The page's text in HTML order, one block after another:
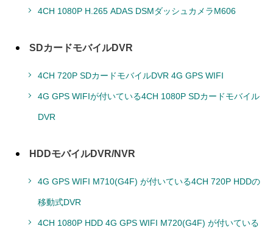
4CH 1080P H.265 ADAS DSMダッシュカメラM606
SDカードモバイルDVR
4CH 720P SDカードモバイルDVR 4G GPS WIFI
4G GPS WIFIが付いている4CH 1080P SDカードモバイル
DVR
HDDモバイルDVR/NVR
4G GPS WIFI M710(G4F) が付いている4CH 720P HDDの
移動式DVR
4CH 1080P HDD 4G GPS WIFI M720(G4F) が付いている